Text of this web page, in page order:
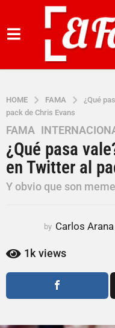
HOME FAMA
¿Qué
pack de Chris Evans
6
a
ñ
o
s
6
a
ñ
FAMA ,
¿Qué pasa
en Twitter al
Y obvio que son
by Carlos Arana
1k views